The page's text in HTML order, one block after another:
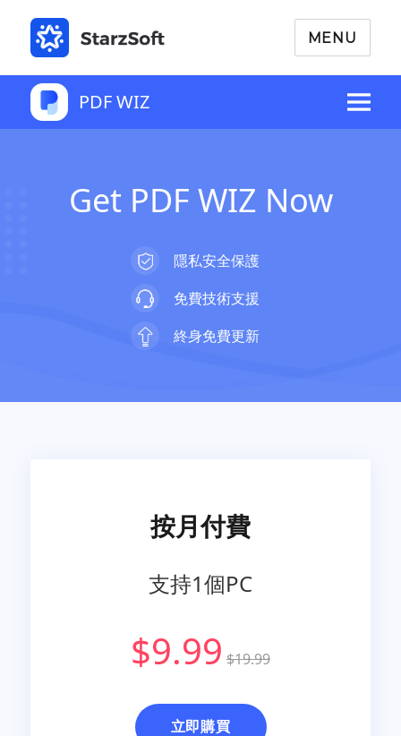
MENU
PDF WIZ
Get PDF WIZ Now
隱私安全保護
免費技術支援
終身免費更新
按月付費
支持1個PC
$9.99 $19.99
立即購買